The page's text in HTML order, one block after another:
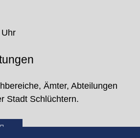
Ämter, Abteilungen
Stadt Schlüchtern.